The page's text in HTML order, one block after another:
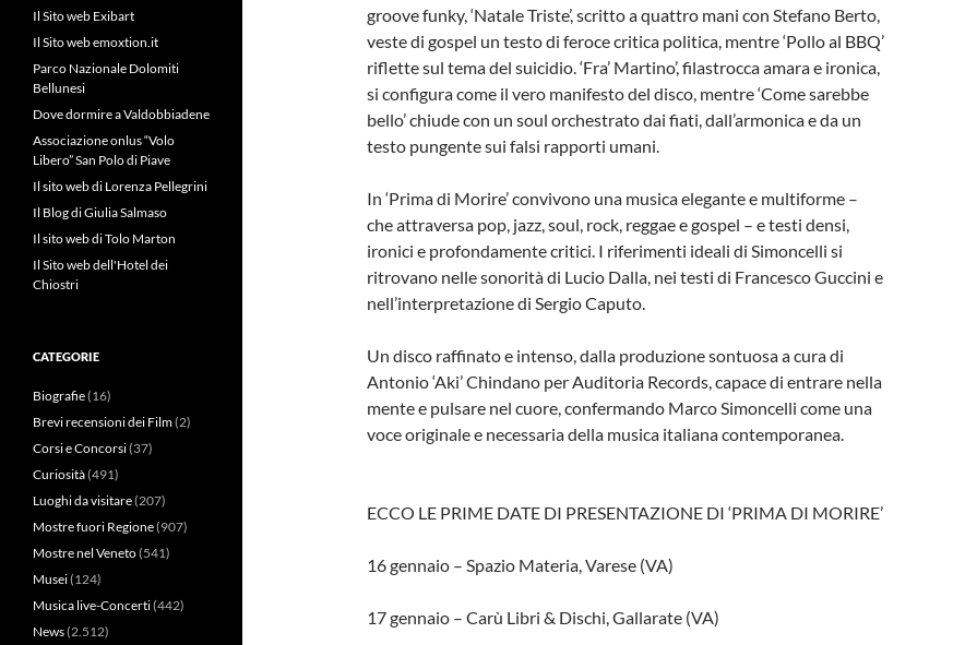
groove funky, ‘Natale Triste’, scritto a quattro mani con Stefano Berto,
veste di gospel un testo di feroce critica politica, mentre ‘Pollo al BBQ’
riflette sul tema del suicidio. ‘Fra’ Martino’, filastrocca amara e ironica,
si configura come il vero manifesto del disco, mentre ‘Come sarebbe
bello’ chiude con un soul orchestrato dai fiati, dall’armonica e da un
testo pungente sui falsi rapporti umani.
In ‘Prima di Morire’ convivono una musica elegante e multiforme –
che attraversa pop, jazz, soul, rock, reggae e gospel – e testi densi,
ironici e profondamente critici. I riferimenti ideali di Simoncelli si
ritrovano nelle sonorità di Lucio Dalla, nei testi di Francesco Guccini e
nell’interpretazione di Sergio Caputo.
Un disco raffinato e intenso, dalla produzione sontuosa a cura di
Antonio ‘Aki’ Chindano per Auditoria Records, capace di entrare nella
mente e pulsare nel cuore, confermando Marco Simoncelli come una
voce originale e necessaria della musica italiana contemporanea.
ECCO LE PRIME DATE DI PRESENTAZIONE DI ‘PRIMA DI MORIRE’
16 gennaio – Spazio Materia, Varese (VA)
17 gennaio – Carù Libri & Dischi, Gallarate (VA)
Il Sito web Exibart
Il Sito web emoxtion.it
Parco Nazionale Dolomiti
Bellunesi
Dove dormire a Valdobbiadene
Associazione onlus “Volo
Libero” San Polo di Piave
Il sito web di Lorenza Pellegrini
Il Blog di Giulia Salmaso
Il sito web di Tolo Marton
Il Sito web dell'Hotel dei
Chiostri
CATEGORIE
Biografie(16)
Brevi recensioni dei Film(2)
Corsi e Concorsi(37)
Curiosità(491)
Luoghi da visitare(207)
Mostre fuori Regione(907)
Mostre nel Veneto(541)
Musei(124)
Musica live-Concerti(442)
News(2.512)